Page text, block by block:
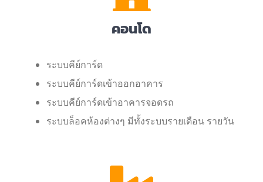
คอนโด
ระบบคีย์การ์ด
ระบบคีย์การ์ดเข้าออกอาคาร
ระบบคีย์การ์ดเข้าอาคารจอดรถ
ระบบล็อคห้องต่างๆ มีทั้งระบบรายเดือน รายวัน